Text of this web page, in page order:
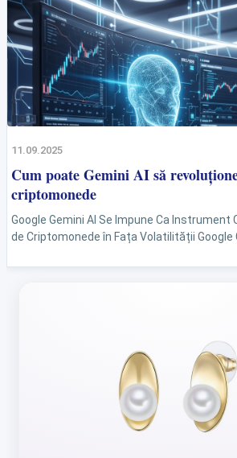
11.09.2025
Cum poate Gemini AI să
criptomonede
Google Gemini AI Se Impune Ca Instrument
de Criptomonede în Fața Volatilității Google